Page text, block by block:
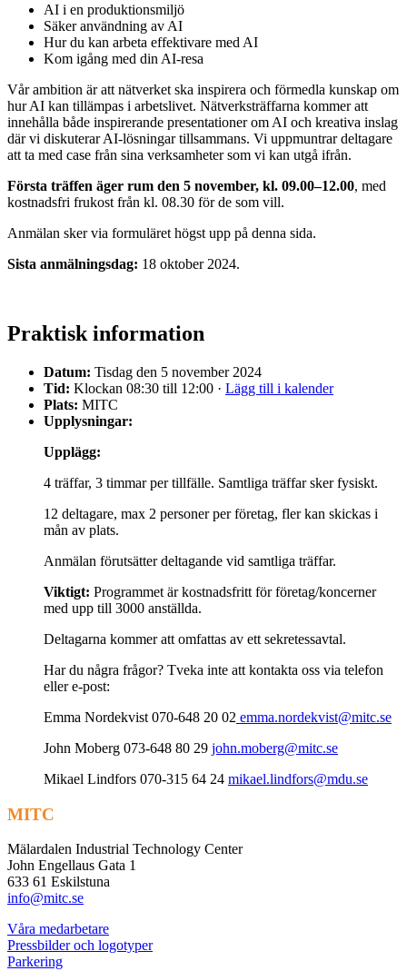
AI i en produktionsmiljö
Säker användning av AI
Hur du kan arbeta effektivare med AI
Kom igång med din AI-resa
Vår ambition är att nätverket ska inspirera och förmedla kunskap om
hur AI kan tillämpas i arbetslivet. Nätverksträffarna kommer att
innehålla både inspirerande presentationer om AI och kreativa inslag
där vi diskuterar AI-lösningar tillsammans. Vi uppmuntrar deltagare
att ta med case från sina verksamheter som vi kan utgå ifrån.
Första träffen äger rum den 5 november, kl. 09.00–12.00, med
kostnadsfri frukost från kl. 08.30 för de som vill.
Anmälan sker via formuläret högst upp på denna sida.
Sista anmälningsdag: 18 oktober 2024.
Praktisk information
Datum: Tisdag den 5 november 2024
Tid: Klockan 08:30 till 12:00 · Lägg till i kalender
Plats: MITC
Upplysningar:
Upplägg:
4 träffar, 3 timmar per tillfälle. Samtliga träffar sker fysiskt.
12 deltagare, max 2 personer per företag, fler kan skickas i
mån av plats.
Anmälan förutsätter deltagande vid samtliga träffar.
Viktigt: Programmet är kostnadsfritt för företag/koncerner
med upp till 3000 anställda.
Deltagarna kommer att omfattas av ett sekretessavtal.
Har du några frågor? Tveka inte att kontakta oss via telefon
eller e-post:
Emma Nordekvist 070-648 20 02 emma.nordekvist@mitc.se
John Moberg 073-648 80 29 john.moberg@mitc.se
Mikael Lindfors 070-315 64 24 mikael.lindfors@mdu.se
MITC
Mälardalen Industrial Technology Center
John Engellaus Gata 1
633 61 Eskilstuna
info@mitc.se
Våra medarbetare
Pressbilder och logotyper
Parkering